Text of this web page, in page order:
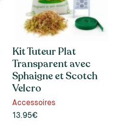
Kit Tuteur Plat
Transparent avec
Sphaigne et Scotch
Velcro
13.95€
Accessoires